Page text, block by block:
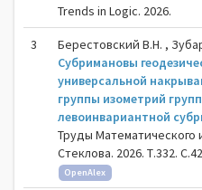
Trends in Logic. 2026.
3
Берестовский В.Н. ,
Субримановы
универсальной
группы изометрий
левоинвариантной
Труды Математического
Стеклова. 2026. Т.332.
OpenAlex